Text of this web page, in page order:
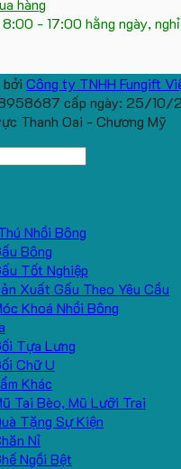
- 17:00 hằng ngày,
Công ty TNHH Fungift
cấp ngày: 25/10/
Thanh Oai - Chương Mỹ
Nhồi Bông
Bông
Tốt Nghiệp
Xuất Gấu Theo Yêu Cầu
Khoá Nhồi Bông
Tựa Lưng
Chữ U
Khác
Tai Bèo, Mũ Lưỡi Trai
Tặng Sự Kiện
Nỉ
Ngồi Bệt